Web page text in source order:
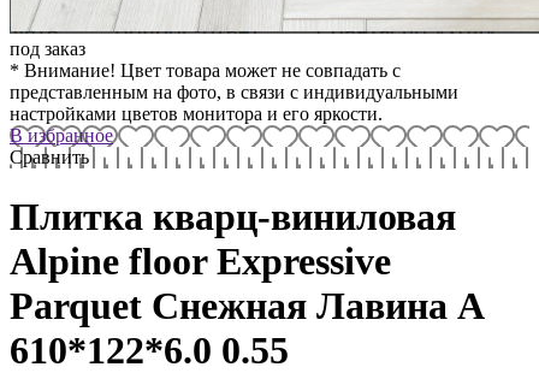
под заказ
* Внимание! Цвет товара может не совпадать с
представленным на фото, в связи с индивидуальными
настройками цветов монитора и его яркости.
В избранное
Сравнить
Плитка кварц-виниловая
Alpine floor Expressive
Parquet Снежная Лавина А
610*122*6.0 0.55